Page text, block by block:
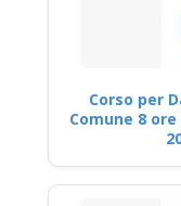
Corso per
Comune 8